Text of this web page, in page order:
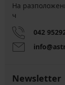
На
ч
042
Newsletter